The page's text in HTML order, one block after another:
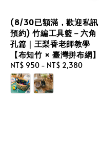
(8/30已額滿，歡迎私訊
預約) 竹編工具籃－六角
孔篇｜王梨香老師教學
【布知竹 × 臺灣拼布網】
Regular
price
NT$ 950 - NT$ 2,380